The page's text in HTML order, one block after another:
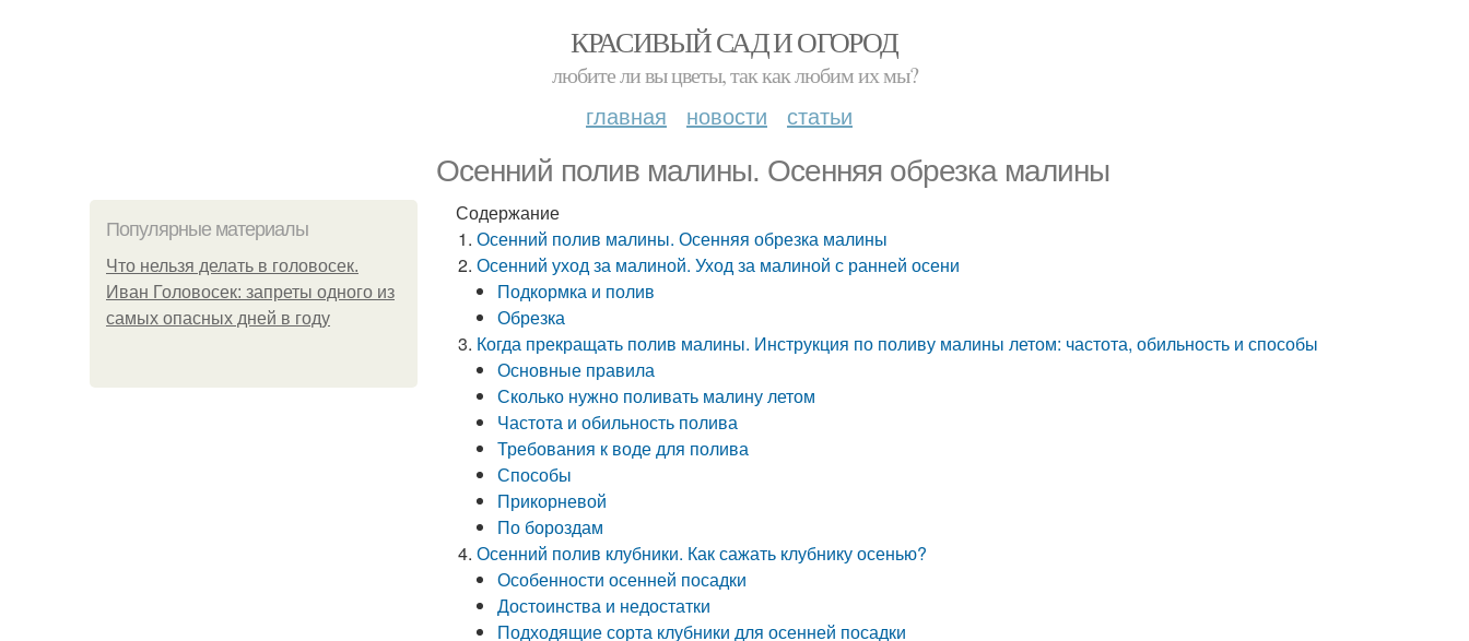
КРАСИВЫЙ САД И ОГОРОД
любите ли вы цветы, так как любим их мы?
главная новости статьи
Осенний полив малины. Осенняя обрезка малины
Популярные материалы
Что нельзя делать в головосек.
Иван Головосек: запреты одного из
самых опасных дней в году
Содержание
Осенний полив малины. Осенняя обрезка малины
Осенний уход за малиной. Уход за малиной с ранней осени
Подкормка и полив
Обрезка
Когда прекращать полив малины. Инструкция по поливу малины летом: частота, обильность и способы
Основные правила
Сколько нужно поливать малину летом
Частота и обильность полива
Требования к воде для полива
Способы
Прикорневой
По бороздам
Осенний полив клубники. Как сажать клубнику осенью?
Особенности осенней посадки
Достоинства и недостатки
Подходящие сорта клубники для осенней посадки